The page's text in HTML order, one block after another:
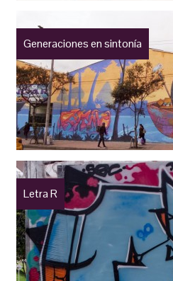
Generaciones en sintonía
Letra R